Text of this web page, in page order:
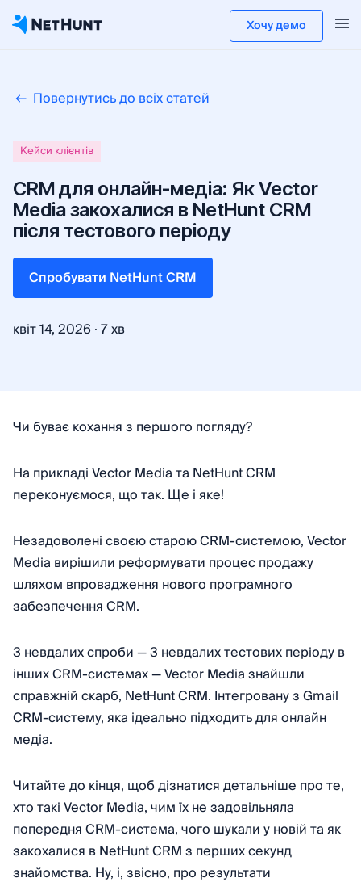
Хочу демо
Повернутись до всіх статей
Кейси клієнтів
CRM для онлайн-медіа: Як Vector
Media закохалися в NetHunt CRM
після тестового періоду
Cпробувати NetHunt CRM
квіт 14, 2026 ·7 хв
Чи буває кохання з першого погляду?
На прикладі Vector Media та NetHunt CRM
переконуємося, що так. Ще і яке!
Незадоволені своєю старою CRM-системою, Vector
Media вирішили реформувати процес продажу
шляхом впровадження нового програмного
забезпечення CRM.
3 невдалих спроби — 3 невдалих тестових періоду в
інших CRM-системах — Vector Media знайшли
справжній скарб, NetHunt CRM. Інтегровану з Gmail
CRM-систему, яка ідеально підходить для онлайн
медіа.
Читайте до кінця, щоб дізнатися детальніше про те,
хто такі Vector Media, чим їх не задовільняла
попередня CRM-система, чого шукали у новій та як
закохалися в NetHunt CRM з перших секунд
знайомства. Ну, і, звісно, про результати